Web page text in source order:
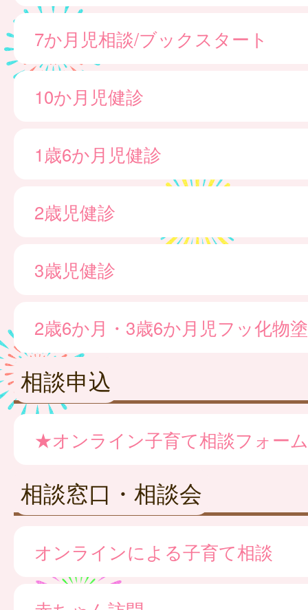
7か月児相談/ブックスタート
10か月児健診
1歳6か月児健診
2歳児健診
3歳児健診
2歳6か月・3歳6か月児フッ化物
相談申込
★オンライン子育て相談フォーム
相談窓口・相談会
オンラインによる子育て相談